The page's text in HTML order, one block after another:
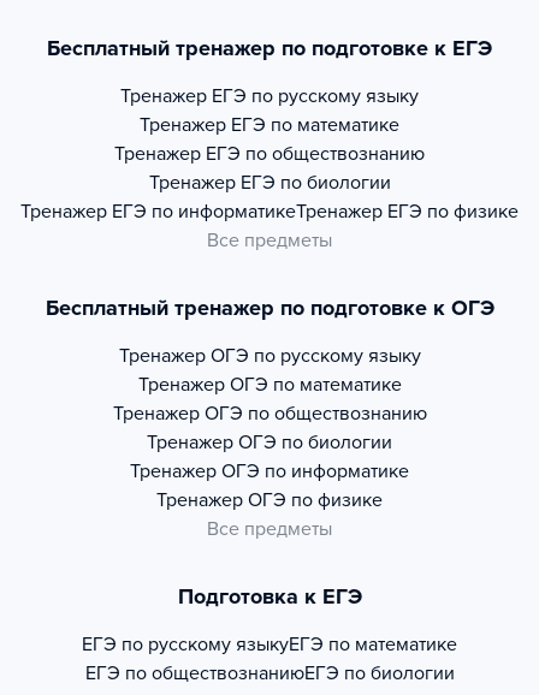
Бесплатный тренажер по подготовке к ЕГЭ
Тренажер ЕГЭ по русскому языку
Тренажер ЕГЭ по математике
Тренажер ЕГЭ по обществознанию
Тренажер ЕГЭ по биологии
Тренажер ЕГЭ по информатикеТренажер ЕГЭ по физике
Все предметы
Бесплатный тренажер по подготовке к ОГЭ
Тренажер ОГЭ по русскому языку
Тренажер ОГЭ по математике
Тренажер ОГЭ по обществознанию
Тренажер ОГЭ по биологии
Тренажер ОГЭ по информатике
Тренажер ОГЭ по физике
Все предметы
Подготовка к ЕГЭ
ЕГЭ по русскому языкуЕГЭ по математике
ЕГЭ по обществознаниюЕГЭ по биологии